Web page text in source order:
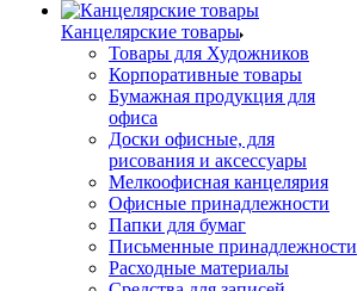
Канцелярские товары
Товары для Художников
Корпоративные товары
Бумажная продукция для
офиса
Доски офисные, для
рисования и аксессуары
Мелкоофисная канцелярия
Офисные принадлежности
Папки для бумаг
Письменные принадлежности
Расходные материалы